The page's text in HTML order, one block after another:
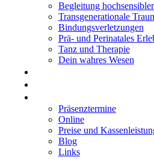
Begleitung
Transgenerationale
Bindungsverletzungen
Prä- und Perinatales
Tanz und Therapie
Dein wahres Wesen
Präsenztermine
Online
Preise und
Blog
Links